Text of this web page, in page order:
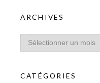
ARCHIVES
CATÉGORIES